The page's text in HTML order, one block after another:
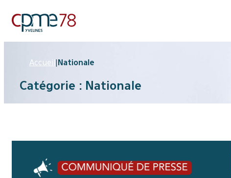
au
contenu
Accueil|Nationale
Catégorie : Nationale